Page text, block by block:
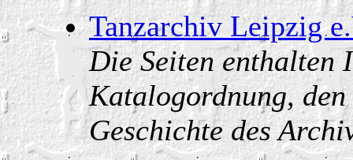
Tanzarchiv Leipzig
Die Seiten enthalten
Katalogordnung,
Geschichte des